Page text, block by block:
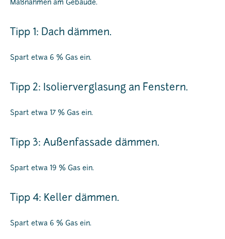
Maßnahmen am Gebäude.
Tipp 1: Dach dämmen.
Spart etwa 6 % Gas ein.
Tipp 2: Isolierverglasung an Fenstern.
Spart etwa 17 % Gas ein.
Tipp 3: Außenfassade dämmen.
Spart etwa 19 % Gas ein.
Tipp 4: Keller dämmen.
Spart etwa 6 % Gas ein.